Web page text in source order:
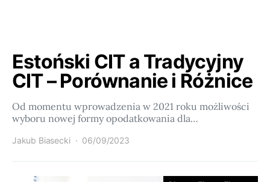
Estoński CIT a Tradycyjny
CIT – Porównanie i Różnice
Od momentu wprowadzenia w 2021 roku możliwości
wyboru nowej formy opodatkowania dla…
Jakub Biasecki 06/09/2023